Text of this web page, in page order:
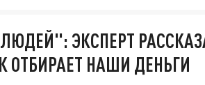
ЭКСПЕРТ
ОТБИРАЕТ НАШИ ДЕНЬГИ